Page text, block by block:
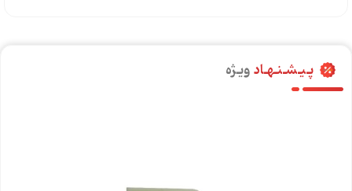
پـیـشـنـهـادویـژه